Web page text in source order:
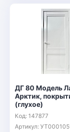
ДГ 80 Модель
Арктик,
(глухое)
Код: 147877
Артикул: